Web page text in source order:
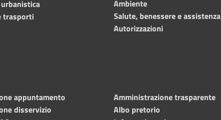
trasporti
Ambiente
Salute, benessere e assistenza
Autorizzazioni
appuntamento
disservizio
Amministrazione trasparente
Albo pretorio